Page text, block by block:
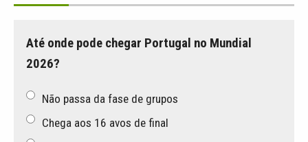
Até onde pode chegar Portugal no Mundial
2026?
Não passa da fase de grupos
Chega aos 16 avos de final